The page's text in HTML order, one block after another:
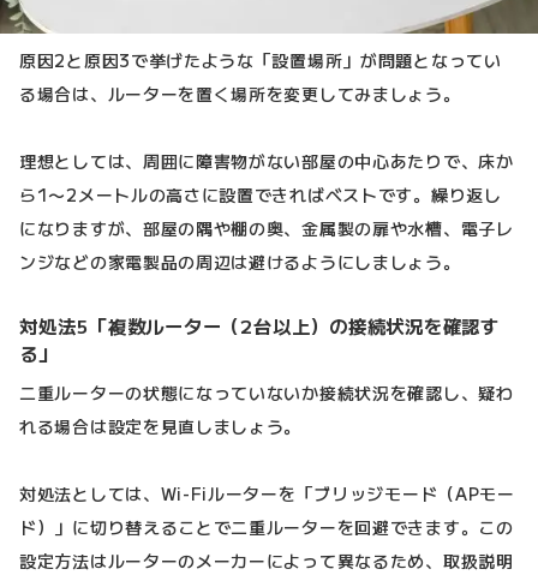
原因2と原因3で挙げたような「設置場所」が問題となってい
る場合は、ルーターを置く場所を変更してみましょう。
理想としては、周囲に障害物がない部屋の中心あたりで、床か
ら1〜2メートルの高さに設置できればベストです。繰り返し
になりますが、部屋の隅や棚の奥、金属製の扉や水槽、電子レ
ンジなどの家電製品の周辺は避けるようにしましょう。
対処法5「複数ルーター（2台以上）の接続状況を確認す
る」
二重ルーターの状態になっていないか接続状況を確認し、疑わ
れる場合は設定を見直しましょう。
対処法としては、Wi-Fiルーターを「ブリッジモード（APモー
ド）」に切り替えることで二重ルーターを回避できます。この
設定方法はルーターのメーカーによって異なるため、取扱説明